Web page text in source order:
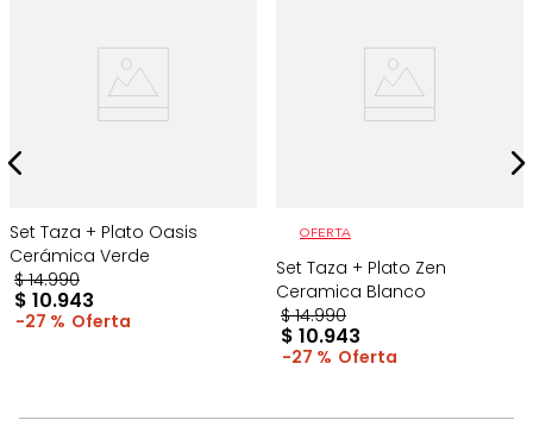
Set Taza + Plato Oasis
Cerámica Verde
$ 14.990
$ 10.943
27 %
OFERTA
Set Taza + Plato Zen
Ceramica Blanco
$ 14.990
$ 10.943
27 %